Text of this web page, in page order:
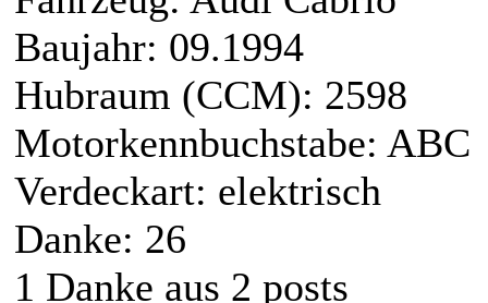
Baujahr: 09.1994
Hubraum (CCM): 2598
Motorkennbuchstabe: ABC
Verdeckart: elektrisch
Danke: 26
1 Danke aus 2 posts